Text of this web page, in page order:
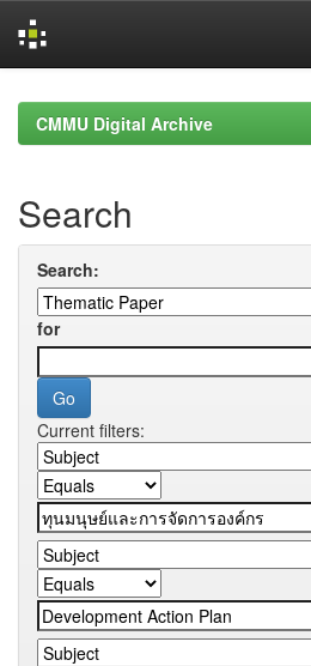
navigationCMMU Digital Archive
Search
Search:
for
Current filters: